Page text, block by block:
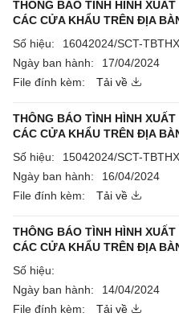
THÔNG BÁO TÌNH HÌNH
CÁC CỬA KHẨU TRÊN ĐỊA
Số hiệu:
16042024/SCT-
Ngày ban hành:
17/04/2024
File đính kèm:
Tải về
THÔNG BÁO TÌNH HÌNH
CÁC CỬA KHẨU TRÊN ĐỊA
Số hiệu:
15042024/SCT-
Ngày ban hành:
16/04/2024
File đính kèm:
Tải về
THÔNG BÁO TÌNH HÌNH
CÁC CỬA KHẨU TRÊN ĐỊA
Số hiệu:
Ngày ban hành:
14/04/2024
File đính kèm:
Tải về